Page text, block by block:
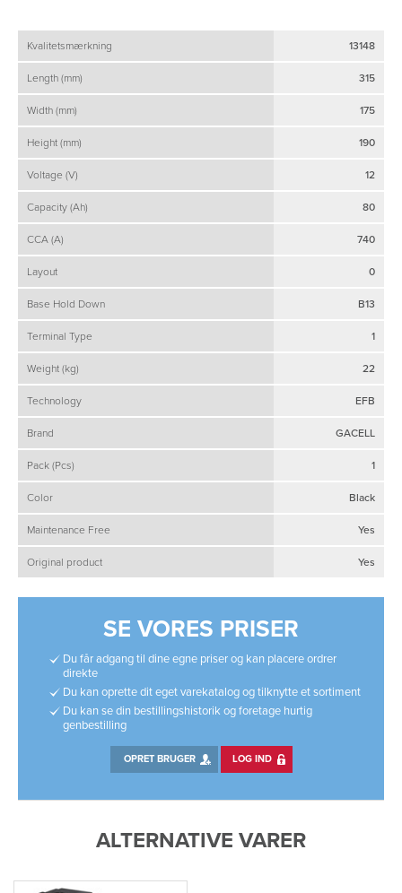
Kvalitetsmærkning 13148
Length (mm) 315
Width (mm) 175
Height (mm) 190
Voltage (V) 12
Capacity (Ah) 80
CCA (A) 740
Layout 0
Base Hold Down B13
Terminal Type 1
Weight (kg) 22
Technology EFB
Brand GACELL
Pack (Pcs) 1
Color Black
Maintenance Free Yes
Original product Yes
SE VORES PRISER
Du får adgang til dine egne priser og kan placere ordrer
direkte
Du kan oprette dit eget varekatalog og tilknytte et sortiment
Du kan se din bestillingshistorik og foretage hurtig
genbestilling
OPRET BRUGER LOG IND
ALTERNATIVE VARER